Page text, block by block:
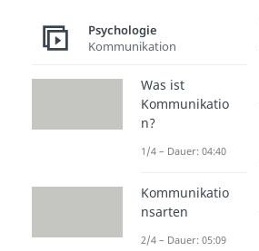
Zusammenleben
Der Erfinder
B. Rosenberg
Die Gewaltfreie
Psychologie
Kommunikation
Was ist
Kommunikatio
n?
1/4 – Dauer: 04:40
Kommunikatio
nsarten
2/4 – Dauer: 05:09